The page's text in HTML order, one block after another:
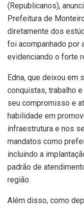
(Republicanos),
Prefeitura de
diretamente dos
foi acompanhado por
evidenciando o forte
Edna, que deixou em
conquistas, trabalho
seu compromisso e
habilidade em
infraestrutura e nos
mandatos como
incluindo a
padrão de
região.
Além disso, como